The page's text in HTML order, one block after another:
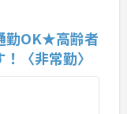
勤OK★高齢者
〈非常勤〉